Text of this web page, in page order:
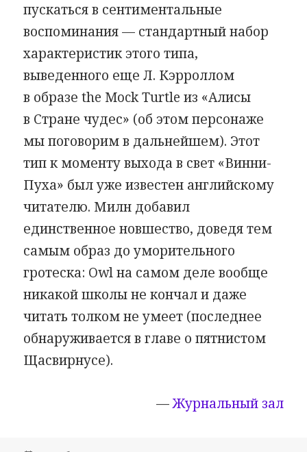
пускаться в сентиментальные
воспоминания — стандартный набор
характеристик этого типа,
выведенного еще Л. Кэрроллом
в образе the Mock Turtle из «Алисы
в Стране чудес» (об этом персонаже
мы поговорим в дальнейшем). Этот
тип к моменту выхода в свет «Винни-
Пуха» был уже известен английскому
читателю. Милн добавил
единственное новшество, доведя тем
самым образ до уморительного
гротеска: Owl на самом деле вообще
никакой школы не кончал и даже
читать толком не умеет (последнее
обнаруживается в главе о пятнистом
Щасвирнусе).
—Журнальный зал